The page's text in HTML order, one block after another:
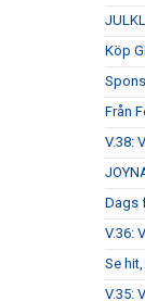
Köp
Från
V.38:
Dags
V.36:
Se
V.35: